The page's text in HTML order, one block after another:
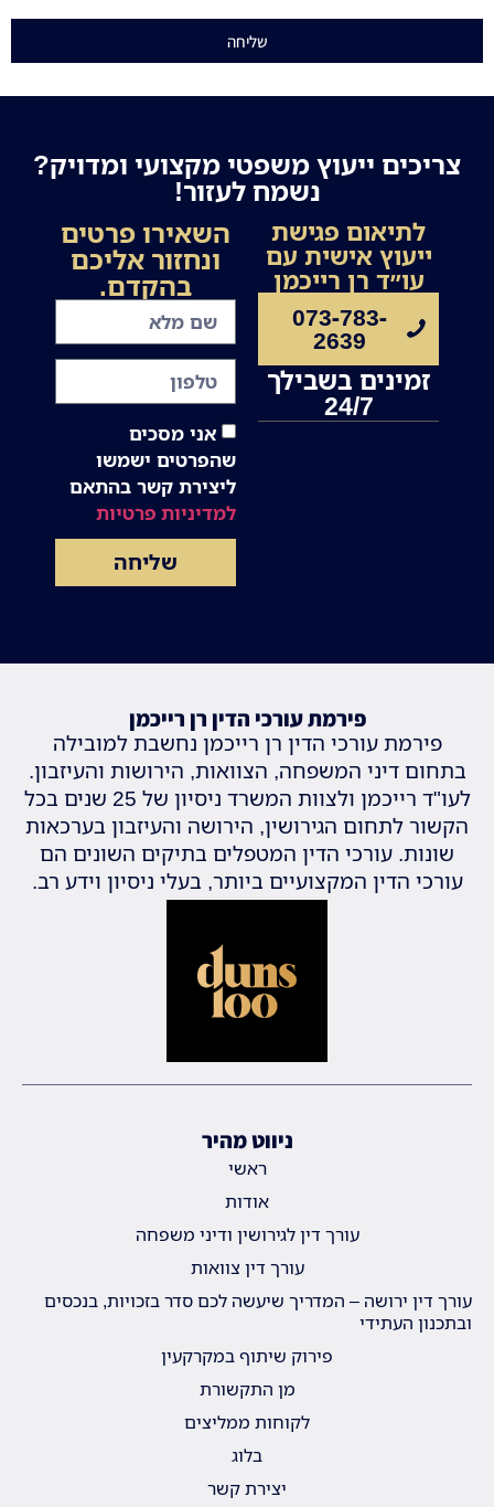
שליחה
צריכים ייעוץ משפטי מקצועי ומדויק?
נשמח לעזור!
לתיאום פגישת
ייעוץ אישית עם
עו״ד רן רייכמן
073-783-
2639
זמינים בשבילך
24/7
השאירו פרטים
ונחזור אליכם
בהקדם.
אני מסכים
שהפרטים ישמשו
ליצירת קשר בהתאם
למדיניות פרטיות
שליחה
פירמת עורכי הדין רן רייכמן
פירמת עורכי הדין רן רייכמן נחשבת למובילה
בתחום דיני המשפחה, הצוואות, הירושות והעיזבון.
לעו"ד רייכמן ולצוות המשרד ניסיון של 25 שנים בכל
הקשור לתחום הגירושין, הירושה והעיזבון בערכאות
שונות. עורכי הדין המטפלים בתיקים השונים הם
עורכי הדין המקצועיים ביותר, בעלי ניסיון וידע רב.
ניווט מהיר
ראשי
אודות
עורך דין לגירושין ודיני משפחה
עורך דין צוואות
עורך דין ירושה – המדריך שיעשה לכם סדר בזכויות, בנכסים
ובתכנון העתידי
פירוק שיתוף במקרקעין
מן התקשורת
לקוחות ממליצים
בלוג
יצירת קשר